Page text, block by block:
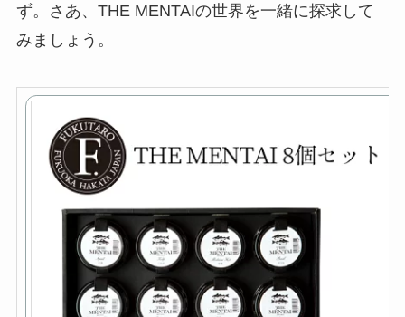
ず。さあ、THE MENTAIの世界を一緒に探求して
みましょう。